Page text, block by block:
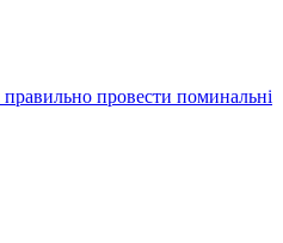
провести поминальні